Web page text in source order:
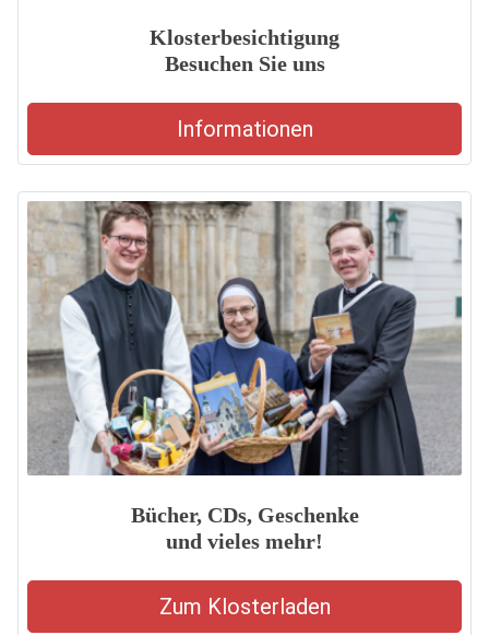
Klosterbesichtigung
Besuchen Sie uns
Informationen
Bücher, CDs, Geschenke
und vieles mehr!
Zum Klosterladen